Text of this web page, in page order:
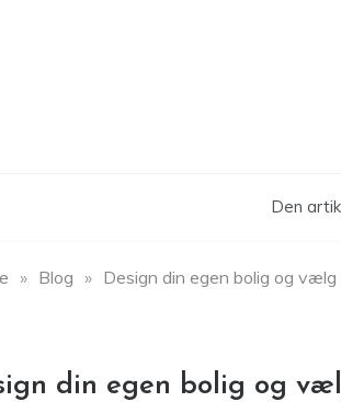
Den
» Blog » Design din egen bolig og
din egen bolig og